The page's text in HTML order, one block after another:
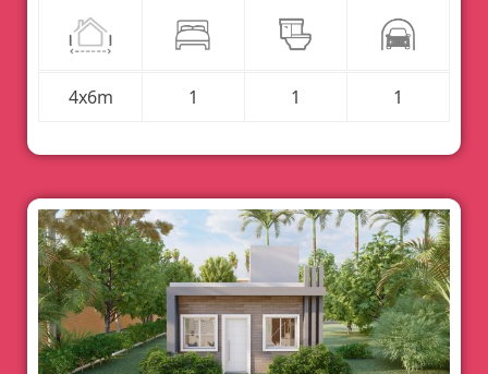
4x6m 1 1 1